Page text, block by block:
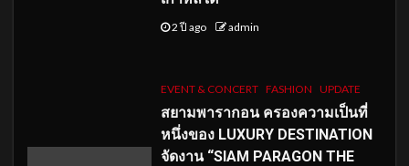
2 ปี ago admin
EVENT & CONCERT FASHION UPDATE
สยามพารากอน ครองความเป็นที่
หนึ่งของ LUXURY DESTINATION
จัดงาน “SIAM PARAGON THE